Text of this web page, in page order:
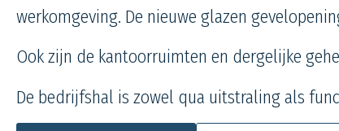
werkomgeving. De nieuwe glazen
Ook zijn de kantoorruimten en dergelijke
De bedrijfshal is zowel qua uitstraling als